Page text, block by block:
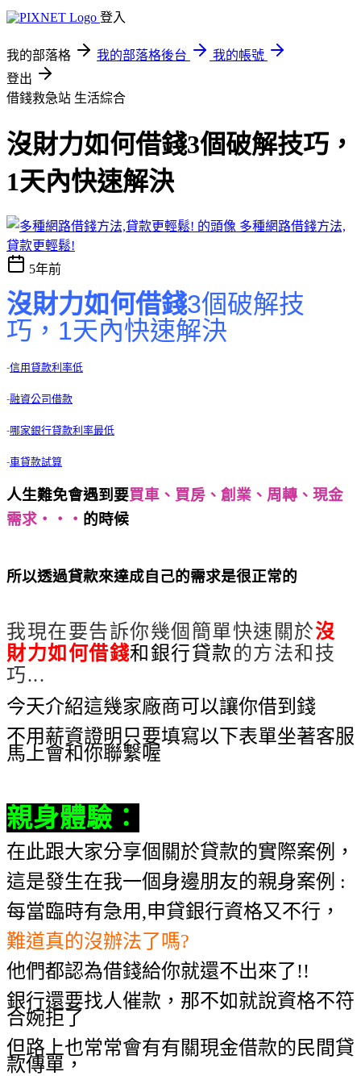
登入
我的部落格 我的部落格後台
我的帳號
登出
借錢救急站 生活綜合
沒財力如何借錢3個破解技巧，
1天內快速解決
多種網路借錢方法,
貸款更輕鬆!
5年前
沒財力如何借錢3個破解技
巧，1天內快速解決
-信用貸款利率低
-融資公司借款
-哪家銀行貸款利率最低
-車貸款試算
人生難免會遇到要買車、買房、創業、周轉、現金
需求‧‧‧ 的時候
所以透過貸款來達成自己的需求是很正常的
我現在要告訴你幾個簡單快速關於沒
財力如何借錢和銀行貸款的方法和技
巧...
今天介紹這幾家廠商可以讓你借到錢
不用薪資證明只要填寫以下表單坐著客服
馬上會和你聯繫喔
親身體驗 ：
在此跟大家分享個關於貸款的實際案例，
這是發生在我一個身邊朋友的親身案例 :
每當臨時有急用,申貸銀行資格又不行，
難道真的沒辦法了嗎?
他們都認為借錢給你就還不出來了!!
銀行還要找人催款，那不如就說資格不符
合婉拒了
但路上也常常會有有關現金借款的民間貸
款傳單，